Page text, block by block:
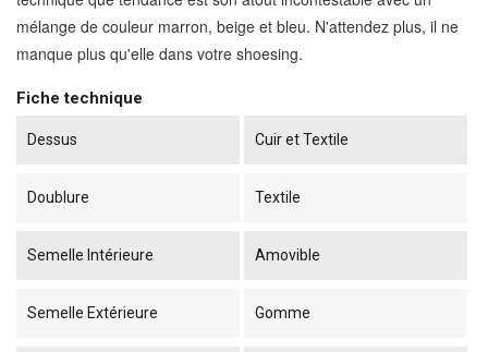
mélange de couleur marron, beige et bleu. N'attendez plus, il ne
manque plus qu'elle dans votre shoesing.
Fiche technique
Dessus Cuir et Textile
Doublure Textile
Semelle Intérieure Amovible
Semelle Extérieure Gomme